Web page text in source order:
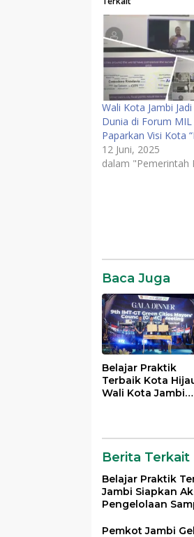
Wali Kota Jambi
Dunia di Forum MIL
Paparkan Visi Kota
12 Juni, 2025
dalam "Pemerintah
Panggung
Internasional
Wali
Jambi
Komentar
Baca Juga
Belajar Praktik
Terbaik Kota
Wali Kota Jambi
Sampah
Berita Terkait
Belajar Praktik
Jambi Siapkan
Pengelolaan
Pemkot Jambi